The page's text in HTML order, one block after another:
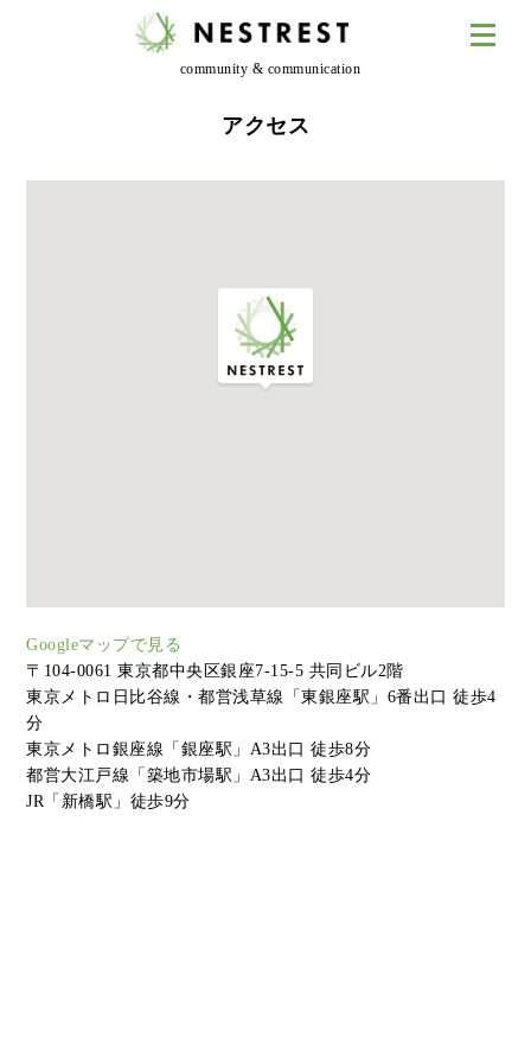
community & communication
アクセス
Googleマップで見る
〒104-0061 東京都中央区銀座7-15-5 共同ビル2階
東京メトロ日比谷線・都営浅草線「東銀座駅」6番出口 徒歩4
分
東京メトロ銀座線「銀座駅」A3出口 徒歩8分
都営大江戸線「築地市場駅」A3出口 徒歩4分
JR「新橋駅」徒歩9分